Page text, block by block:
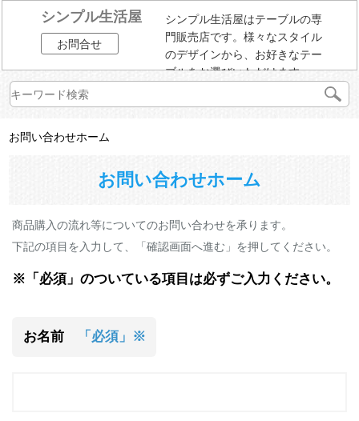
シンプル生活屋
お問合せ
シンプル生活屋はテーブルの専
門販売店です。様々なスタイル
のデザインから、お好きなテー
ブルをお選びいただけます。
お問い合わせホーム
お問い合わせホーム
商品購入の流れ等についてのお問い合わせを承ります。
下記の項目を入力して、「確認画面へ進む」を押してください。
※「必須」のついている項目は必ずご入力ください。
お名前 「必須」※